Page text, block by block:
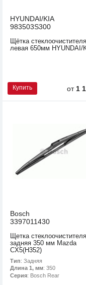
HYUNDAI/KIA
983503S300
Щётка стеклоочистителя
левая 650мм HYUNDAI/
Купить от 1
Bosch
3397011430
Щетка стеклоочистителя
задняя 350 мм Mazda
CX5(H352)
Тип: Задняя
Длина 1, мм: 350
Серия: Bosch Rear